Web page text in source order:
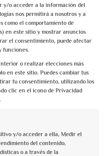
y/o acceder a la información del
nos permitirá a nosotros y a
como el comportamiento de
en este sitio y mostrar anuncios
el consentimiento, puede afectar
funciones.
o realizar elecciones más
en este sitio. Puedes cambiar tus
tu consentimiento, utilizando los
clic en el icono de Privacidad
y/o acceder a ella, Medir el
del contenido,
o a través de la